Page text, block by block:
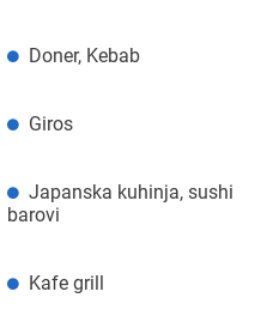
Doner, Kebab
Giros
Japanska kuhinja, sushi
barovi
Kafe grill